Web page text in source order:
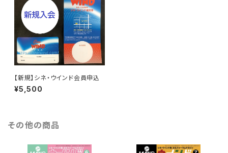
【新規】シネ・ウインド会員申込
¥5,500
その他の商品